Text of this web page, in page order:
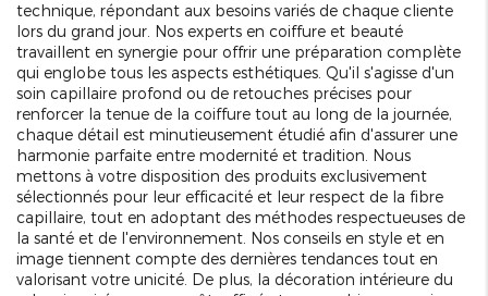
technique, répondant aux besoins variés de chaque cliente
lors du grand jour. Nos experts en coiffure et beauté
travaillent en synergie pour offrir une préparation complète
qui englobe tous les aspects esthétiques. Qu'il s'agisse d'un
soin capillaire profond ou de retouches précises pour
renforcer la tenue de la coiffure tout au long de la journée,
chaque détail est minutieusement étudié afin d'assurer une
harmonie parfaite entre modernité et tradition. Nous
mettons à votre disposition des produits exclusivement
sélectionnés pour leur efficacité et leur respect de la fibre
capillaire, tout en adoptant des méthodes respectueuses de
la santé et de l'environnement. Nos conseils en style et en
image tiennent compte des dernières tendances tout en
valorisant votre unicité. De plus, la décoration intérieure du